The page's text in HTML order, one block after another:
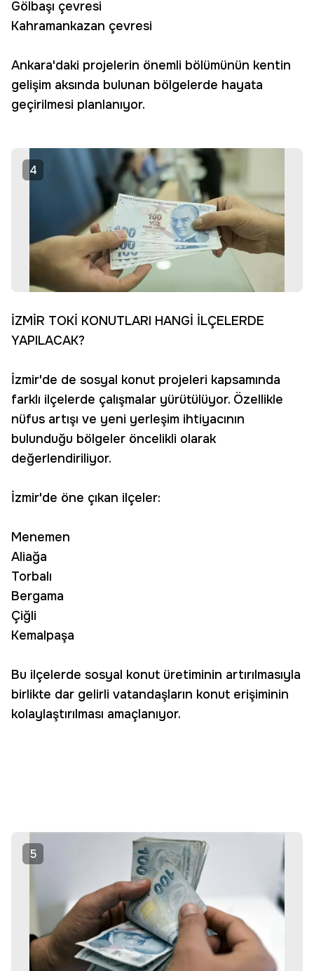
Gölbaşı çevresi
Kahramankazan çevresi
Ankara'daki projelerin önemli bölümünün kentin
gelişim aksında bulunan bölgelerde hayata
geçirilmesi planlanıyor.
4
İZMİR TOKİ KONUTLARI HANGİ İLÇELERDE
YAPILACAK?
İzmir'de de sosyal konut projeleri kapsamında
farklı ilçelerde çalışmalar yürütülüyor. Özellikle
nüfus artışı ve yeni yerleşim ihtiyacının
bulunduğu bölgeler öncelikli olarak
değerlendiriliyor.
İzmir'de öne çıkan ilçeler:
Menemen
Aliağa
Torbalı
Bergama
Çiğli
Kemalpaşa
Bu ilçelerde sosyal konut üretiminin artırılmasıyla
birlikte dar gelirli vatandaşların konut erişiminin
kolaylaştırılması amaçlanıyor.
5